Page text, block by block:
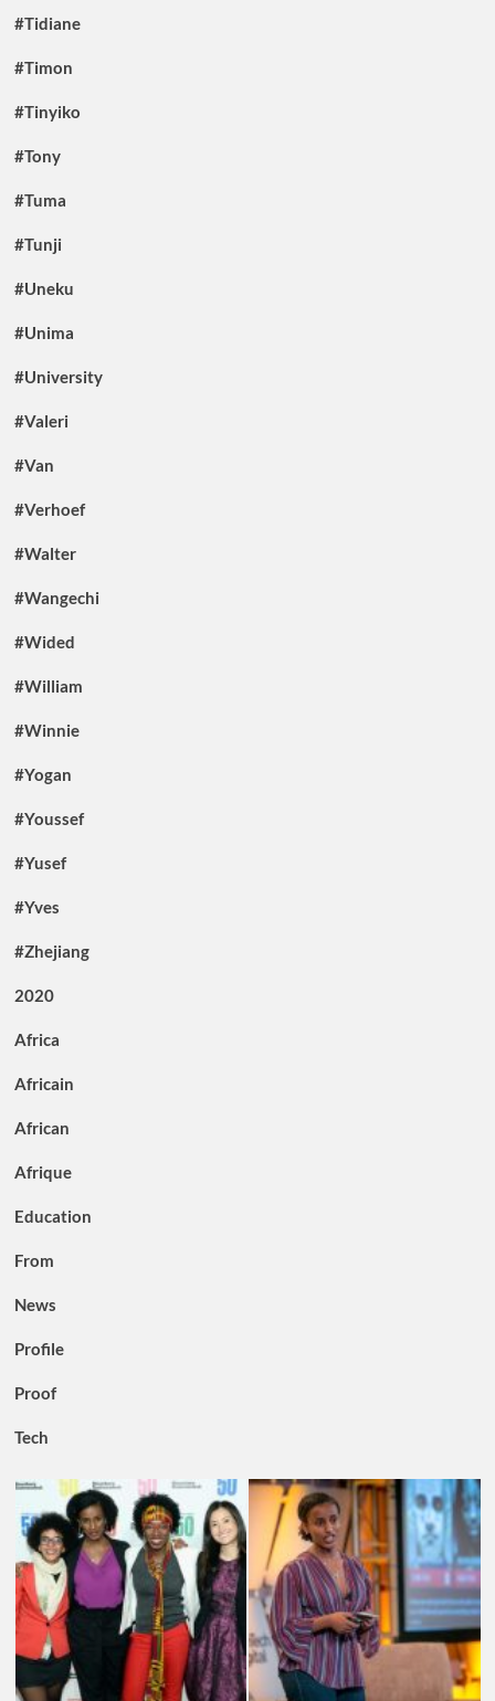
#Tidiane
#Timon
#Tinyiko
#Tony
#Tuma
#Tunji
#Uneku
#Unima
#University
#Valeri
#Van
#Verhoef
#Walter
#Wangechi
#Wided
#William
#Winnie
#Yogan
#Youssef
#Yusef
#Yves
#Zhejiang
2020
Africa
Africain
African
Afrique
Education
From
News
Profile
Proof
Tech